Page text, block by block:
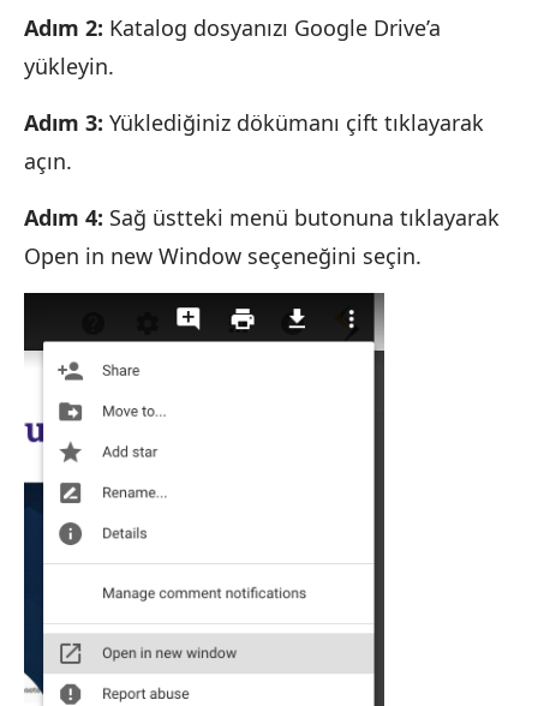
Adım 2: Katalog dosyanızı Google Drive’a
yükleyin.
Adım 3: Yüklediğiniz dökümanı çift tıklayarak
açın.
Adım 4: Sağ üstteki menü butonuna tıklayarak
Open in new Window seçeneğini seçin.